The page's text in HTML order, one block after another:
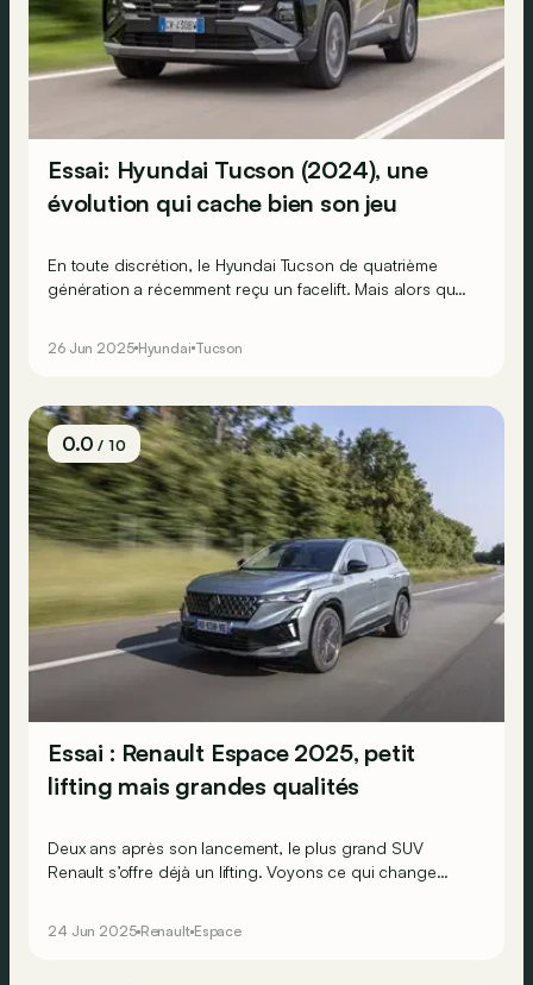
Essai: Hyundai Tucson (2024), une
évolution qui cache bien son jeu
En toute discrétion, le Hyundai Tucson de quatrième
génération a récemment reçu un facelift. Mais alors que
capot.
26 Jun 2025 Hyundai Tucson
0.0/ 10
Essai : Renault Espace 2025, petit
lifting mais grandes qualités
Deux ans après son lancement, le plus grand SUV
Renault s’offre déjà un lifting. Voyons ce qui change
24 Jun 2025 Renault Espace